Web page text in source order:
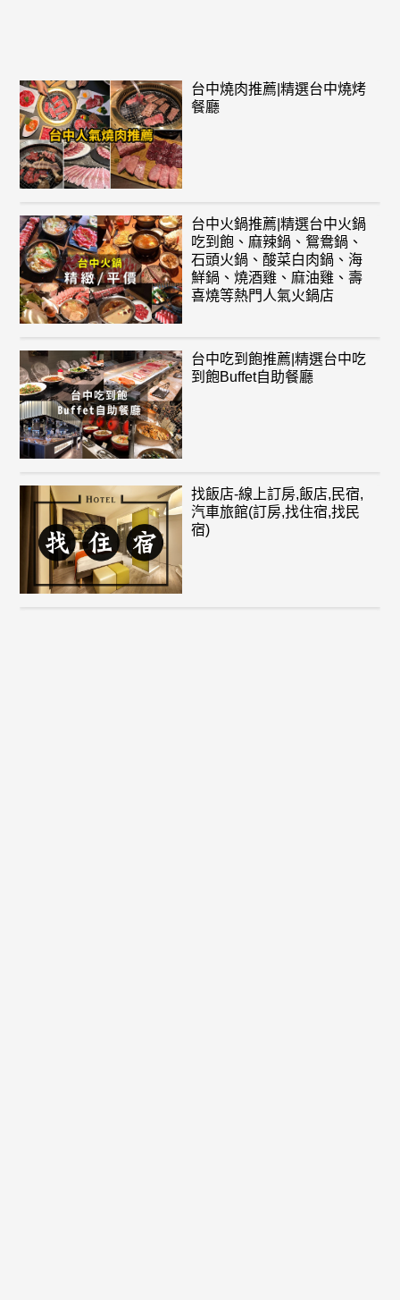
台中燒肉推薦|精選台中燒烤
餐廳
台中火鍋推薦|精選台中火鍋
吃到飽、麻辣鍋、鴛鴦鍋、
石頭火鍋、酸菜白肉鍋、海
鮮鍋、燒酒雞、麻油雞、壽
喜燒等熱門人氣火鍋店
台中吃到飽推薦|精選台中吃
到飽Buffet自助餐廳
找飯店-線上訂房,飯店,民宿,
汽車旅館(訂房,找住宿,找民
宿)